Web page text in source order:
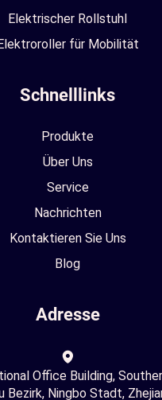
Elektrischer Rollstuhl
für Mobilität
Schnelllinks
Produkte
Über Uns
Service
Nachrichten
Kontaktieren Sie Uns
Blog
Adresse
Office Building,
Bezirk, Ningbo Stadt,